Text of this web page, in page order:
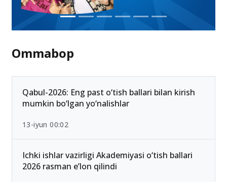
Ommabop
Qabul-2026: Eng past o‘tish ballari bilan kirish
mumkin bo‘lgan yo‘nalishlar
13-iyun 00:02
Ichki ishlar vazirligi Akademiyasi o‘tish ballari
2026 rasman e’lon qilindi